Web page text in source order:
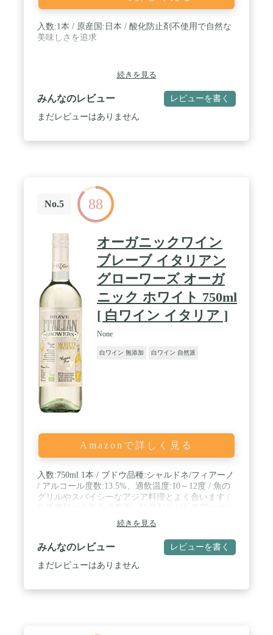
入数:1本 / 原産国:日本 / 酸化防止剤不使用で自然な
美味しさを追求
続きを見る
みんなのレビュー レビューを書く
まだレビューはありません
No.5 88
オーガニックワイン
ブレーブ イタリアン
グローワーズ オーガ
ニック ホワイト 750ml
[ 白ワイン イタリア ]
None
白ワイン 無添加 白ワイン 自然派
Amazonで詳しく見る
入数:750ml 1本 / ブドウ品種:シャルドネ/フィアーノ
/ アルコール度数:13.5%、適飲温度:10～12度 / 魚の
グリルやスパイシーなアジア料理とよく合います /
栽培された葡萄を原料とし、ワインを醸造する過程
での化学薬品や香料も不使用のオーガニックワイン
続きを見る
みんなのレビュー レビューを書く
まだレビューはありません